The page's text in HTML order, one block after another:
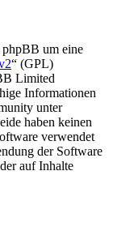
phpBB um eine
“ (GPL)
Limited
Informationen
unter
haben keinen
verwendet
der Software
auf Inhalte